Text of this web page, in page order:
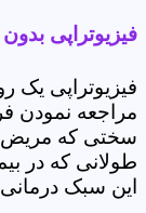
فیزیوتراپی
فیزیوتراپی
مراجعه نمودن
سختی که مریض
طولانی که در
این سبک